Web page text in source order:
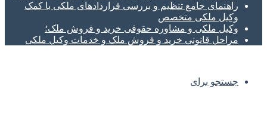
راهنمای جامع تنظیم و بررسی قراردادهای ملکی با کمک
وکیل ملکی متخصص
وکیل ملکی و مشاوره حقوقی خرید و فروش ملک؛
مراحل قانونی خرید و فروش ملک و خدمات وکیل ملکی
جستجو برای